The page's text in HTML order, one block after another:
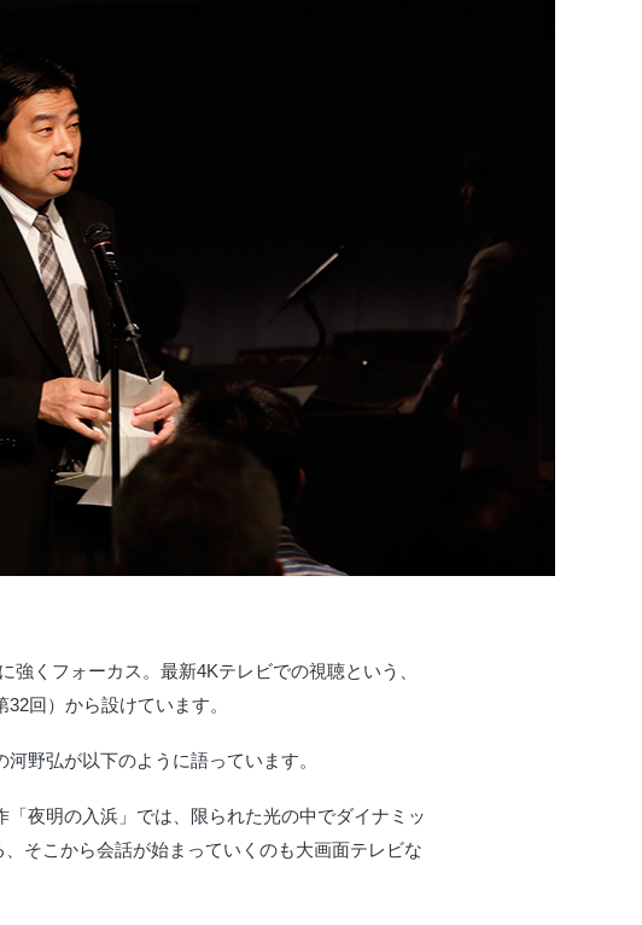
くフォーカス。最新4Kテレビでの視聴という、
回）から設けています。
野弘が以下のように語っています。
夜明の入浜」では、限られた光の中でダイナミッ
そこから会話が始まっていくのも大画面テレビな